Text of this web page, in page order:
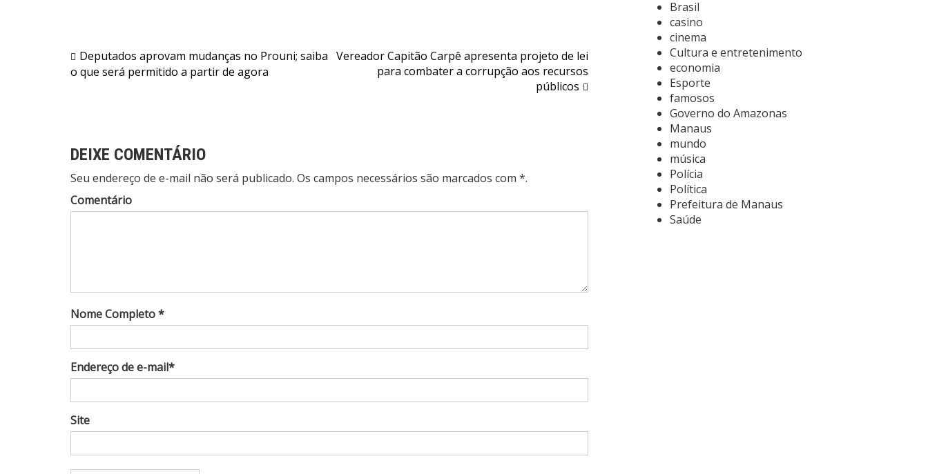
Navegação
de
Deputados aprovam mudanças no Prouni; saiba
o que será permitido a partir de agora
Vereador Capitão Carpê apresenta projeto de lei
para combater a corrupção aos recursos
públicos
DEIXE COMENTÁRIO
Seu endereço de e-mail não será publicado. Os campos necessários são marcados com *.
Comentário
Nome Completo *
Endereço de e-mail*
Site
Brasil
casino
cinema
Cultura e entretenimento
economia
Esporte
famosos
Governo do Amazonas
Manaus
mundo
música
Polícia
Política
Prefeitura de Manaus
Saúde